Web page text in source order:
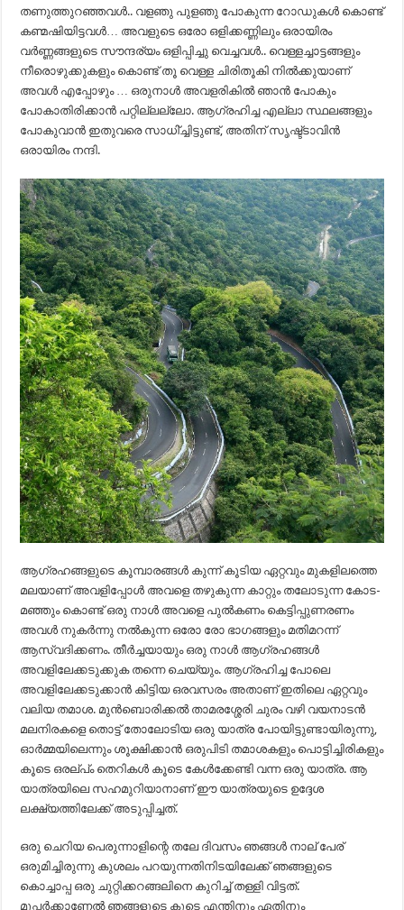
തണുത്തുറഞ്ഞവൾ.. വളഞു പുളഞു പോകുന്ന റോഡുകൾ കൊണ്ട്
കണ്മഷിയിട്ടവൾ… അവളുടെ ഒരോ ഒളിക്കണ്ണിലും ഒരായിരം
വർണ്ണങ്ങളുടെ സൗന്ദര്യം ഒളിപ്പിച്ചു വെച്ചവൾ.. വെള്ളച്ചാട്ടങ്ങളും
നീരൊഴുക്കുകളും കൊണ്ട് തൂ വെള്ള ചിരിതൂകി നിൽക്കുയാണ്
അവൾ എപ്പോഴും … ഒരുനാൾ അവളരികിൽ ഞാൻ പോകും
പോകാതിരിക്കാൻ പറ്റില്ലല്ലോ. ആഗ്രഹിച്ച എല്ലാ സ്ഥലങ്ങളും
പോകുവാൻ ഇതുവരെ സാധി്ച്ചിട്ടുണ്ട്, അതിന് സൃഷ്ട്ടാവിൻ
ഒരായിരം നന്ദി.
ആഗ്രഹങ്ങളുടെ കൂമ്പാരങ്ങൾ കുന്ന് കൂടിയ ഏറ്റവും മുകളിലത്തെ
മലയാണ് അവളിപ്പോൾ അവളെ തഴുകുന്ന കാറ്റും തലോടുന്ന കോട-
മഞ്ഞും കൊണ്ട് ഒരു നാൾ അവളെ പുൽകണം കെട്ടിപ്പുണരണം
അവൾ നുകർന്നു നൽകുന്ന ഒരോ രോ ഭാഗങ്ങളും മതിമറന്ന്
ആസ്വദിക്കണം. തീർച്ചയായും ഒരു നാൾ ആഗ്രഹങ്ങൾ
അവളിലേക്കടുക്കുക തന്നെ ചെയ്യും. ആഗ്രഹിച്ച പോലെ
അവളിലേക്കടുക്കാൻ കിട്ടിയ ഒരവസരം അതാണ് ഇതിലെ ഏറ്റവും
വലിയ തമാശ. മുൻബൊരിക്കൽ താമരശ്ശേരി ചുരം വഴി വയനാടൻ
മലനിരകളെ തൊട്ട് തോലോടിയ ഒരു യാത്ര പോയിട്ടുണ്ടായിരുന്നു,
ഓർമ്മയിലെന്നും ശൂക്ഷിക്കാൻ ഒരുപിടി തമാശകളും പൊട്ടിച്ചിരികളും
കൂടെ ഒരല്പ്ം തെറികൾ കൂടെ കേൾക്കേണ്ടി വന്ന ഒരു യാത്ര. ആ
യാത്രയിലെ സഹമുറിയാനാണ് ഈ യാത്രയുടെ ഉദ്ദേശ
ലക്ഷ്യത്തിലേക്ക് അടുപ്പിച്ചത്.
ഒരു ചെറിയ പെരുന്നാളിന്റെ തലേ ദിവസം ഞങ്ങൾ നാല് പേര്
ഒരുമിച്ചിരുന്നു കുശലം പറയുന്നതിനിടയിലേക്ക് ഞങ്ങളുടെ
കൊച്ചാപ്പ ഒരു ചുറ്റിക്കറങ്ങലിനെ കുറിച്ച് തള്ളി വിട്ടത്.
മൂപ്പർക്കാണേൽ ഞങ്ങളുടെ കൂടെ എന്തിനും ഏതിനും